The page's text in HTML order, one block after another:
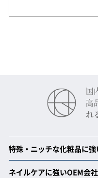
国
⾼
れ
特殊・ニッチな化粧品に
ネイルケアに強いOEM会